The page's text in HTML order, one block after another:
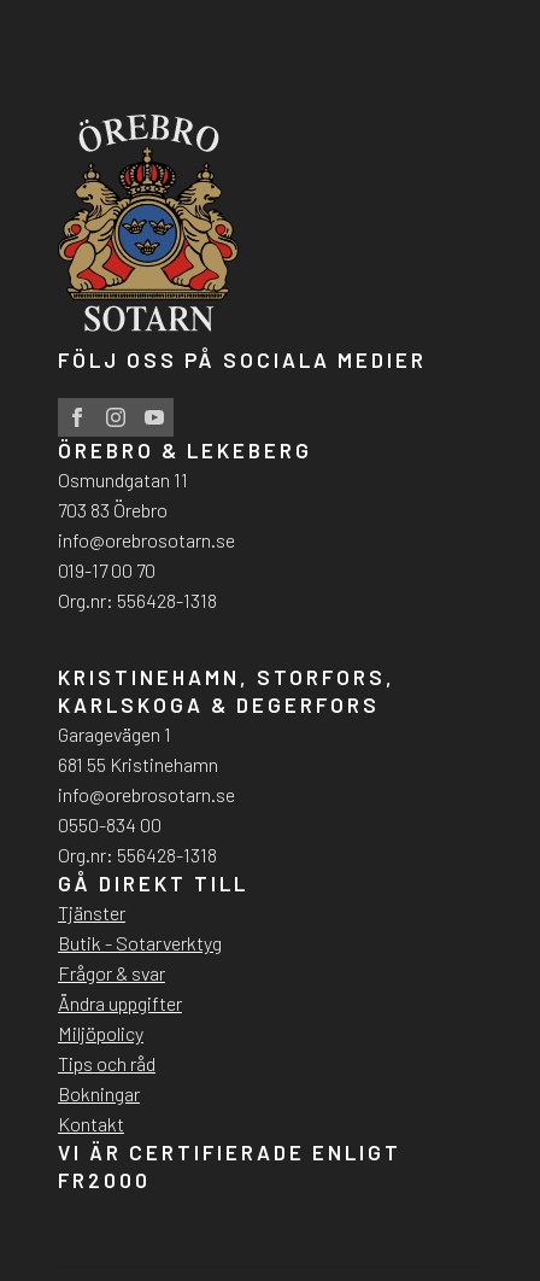
FÖLJ OSS PÅ SOCIALA MEDIER
ÖREBRO & LEKEBERG
Osmundgatan 11
703 83 Örebro
info@orebrosotarn.se
019-17 00 70
Org.nr: 556428-1318
KRISTINEHAMN, STORFORS,
KARLSKOGA & DEGERFORS
Garagevägen 1
681 55 Kristinehamn
info@orebrosotarn.se
0550-834 00
Org.nr: 556428-1318
GÅ DIREKT TILL
Tjänster
Butik - Sotarverktyg
Frågor & svar
Ändra uppgifter
Miljöpolicy
Tips och råd
Bokningar
Kontakt
VI ÄR CERTIFIERADE ENLIGT
FR2000